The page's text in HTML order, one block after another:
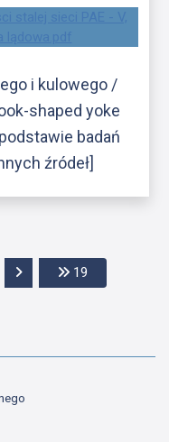
i kulowego /
shaped yoke
badań
źródeł]
Przejdź do następnej
19